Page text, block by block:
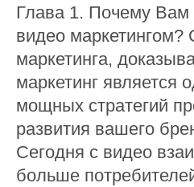
Глава 1. Почему Вам
видео маркетингом?
маркетинга,
маркетинг является
мощных стратегий
развития вашего
Сегодня с видео
больше